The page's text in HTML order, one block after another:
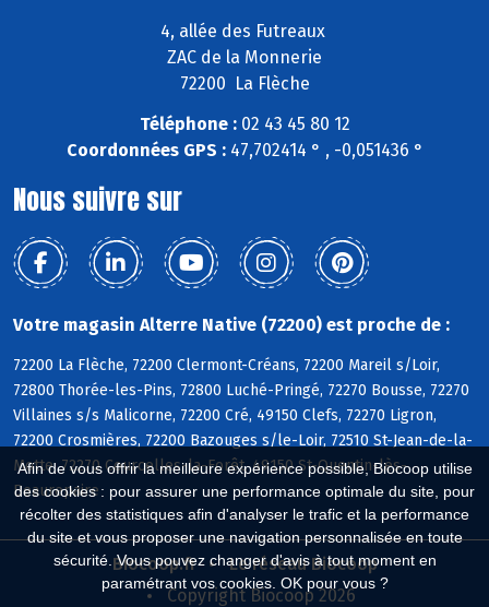
Afin de vous offrir la meilleure expérience possible, Biocoop utilise
des cookies : pour assurer une performance optimale du site, pour
récolter des statistiques afin d'analyser le trafic et la performance
du site et vous proposer une navigation personnalisée en toute
sécurité. Vous pouvez changer d'avis à tout moment en
paramétrant vos cookies. OK pour vous ?
4, allée des Futreaux
ZAC de la Monnerie
72200 La Flèche
Téléphone :02 43 45 80 12
Coordonnées GPS :47,702414 ° , -0,051436 °
Nous suivre sur
Votre magasin Alterre Native (72200) est proche de :
72200 La Flèche, 72200 Clermont-Créans, 72200 Mareil s/Loir,
72800 Thorée-les-Pins, 72800 Luché-Pringé, 72270 Bousse, 72270
Villaines s/s Malicorne, 72200 Cré, 49150 Clefs, 72270 Ligron,
72200 Crosmières, 72200 Bazouges s/le-Loir, 72510 St-Jean-de-la-
Motte, 72270 Courcelles-la-Forêt, 49150 St-Quentin-lès-
Beaurepaire
Biocoop.fr
Le réseau Biocoop
Copyright Biocoop 2026